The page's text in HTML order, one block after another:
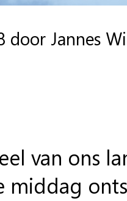
door Jannes
van ons
middag